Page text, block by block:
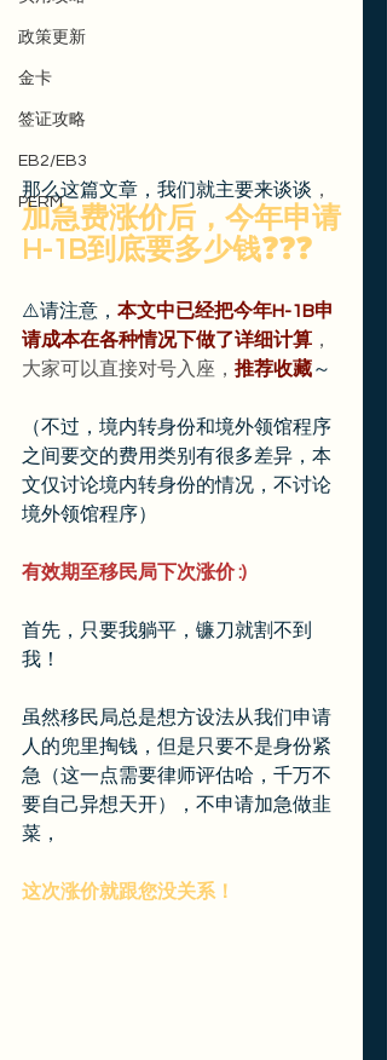
政策更新
金卡
签证攻略
EB2/EB3
PERM
那么这篇文章，我们就主要来谈谈 ，
加急费涨价后，今年申请
H-1B到底要多少钱❓❓❓
⚠️请注意， 本文中已经把今年H-1B申
请成本在各种情况下做了详细计算 ，
大家可以直接对号入座， 推荐收藏～
（不过，境内转身份和境外领馆程序
之间要交的费用类别有很多差异，本
文仅讨论境内转身份的情况，不讨论
境外领馆程序）
有效期至移民局下次涨价 :)
首先，只要我躺平，镰刀就割不到
我！
虽然移民局总是想方设法从我们申请
人的兜里掏钱，但是只要不是身份紧
急（这一点需要律师评估哈，千万不
要自己异想天开），不申请加急做韭
菜，
这次涨价就跟您没关系！